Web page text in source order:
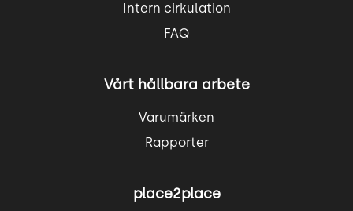
Intern cirkulation
FAQ
Vårt hållbara arbete
Varumärken
Rapporter
place2place